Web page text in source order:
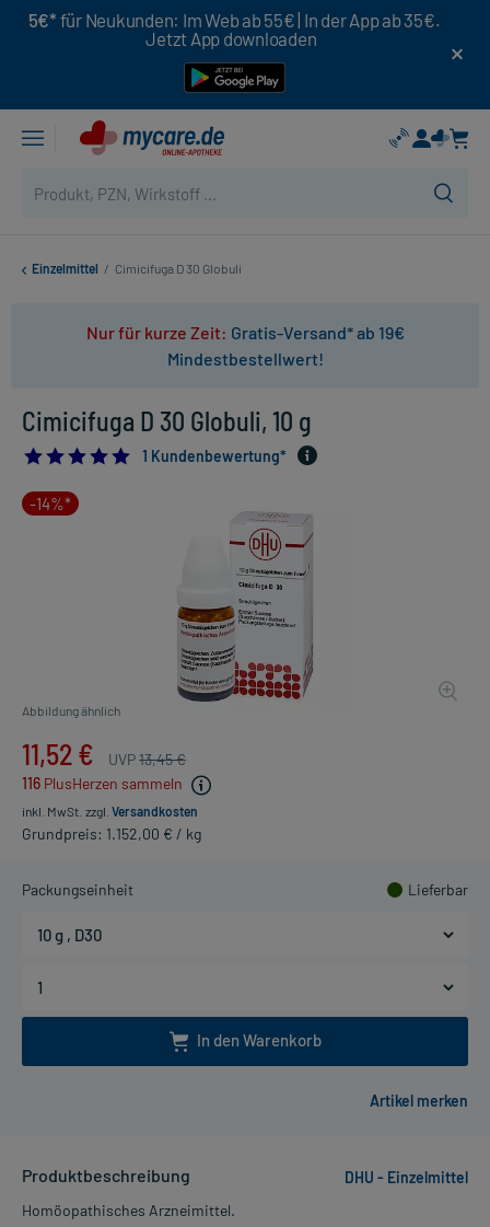
5€* für Neukunden: Im Web ab 55€ | In der App ab 35€.
Jetzt App downloaden
Einzelmittel / Cimicifuga D 30 Globuli
Nur für kurze Zeit: Gratis-Versand* ab 19€
Mindestbestellwert!
Cimicifuga D 30 Globuli, 10 g
5.01 Kundenbewertung*
-14%*
Abbildung ähnlich
11,52 € UVP13,45 €
116 PlusHerzen sammeln
inkl. MwSt. zzgl. Versandkosten
Grundpreis: 1.152,00 € / kg
Packungseinheit Lieferbar
In den Warenkorb
Produktbeschreibung
DHU - Einzelmittel
Homöopathisches Arzneimittel.